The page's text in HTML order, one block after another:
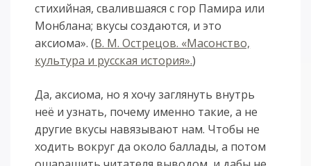
стихийная, свалившаяся с гор Памира или
Монблана; вкусы создаются, и это
аксиома». (В. М. Острецов. «Масонство,
культура и русская история».)
Да, аксиома, но я хочу заглянуть внутрь
неё и узнать, почему именно такие, а не
другие вкусы навязывают нам. Чтобы не
ходить вокруг да около баллады, а потом